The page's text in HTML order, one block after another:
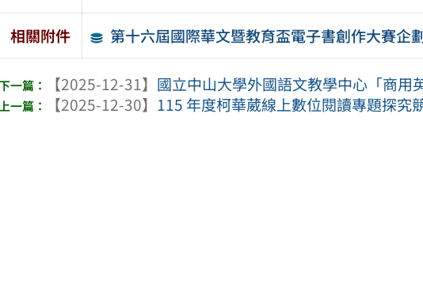
相關附件 第十六屆國際華文暨教育盃電子書創作大賽企
【2025-12-31】 國立中山大學外國語文教學中心「商
【2025-12-30】 115 年度柯華葳線上數位閱讀專題探究